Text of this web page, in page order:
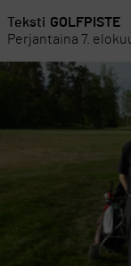
Teksti GOLFPISTE
Perjantaina 7.